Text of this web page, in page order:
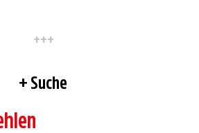
Suche